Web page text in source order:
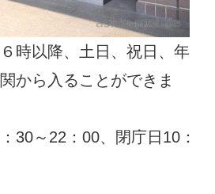
時以降、土日、祝日、年
から入ることができま
30～22：00、閉庁日10：